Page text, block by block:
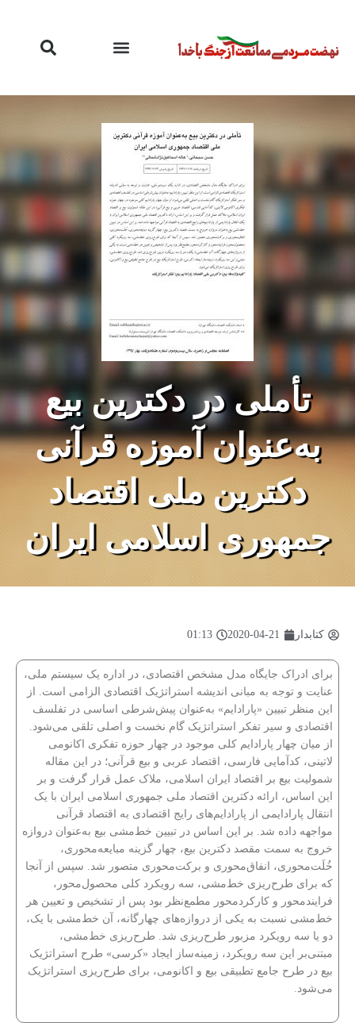
تأملی در دکترین بیع
به‌عنوان آموزه قرآنی
دکترین ملی اقتصاد
جمهوری اسلامی ایران
کتابدار 2020-04-21
01:13
برای ادراک جایگاه مدل مشخص اقتصادی، در اداره یک سیستم ملی،
عنایت و توجه به مبانی اندیشه استراتژیک اقتصادی الزامی است. از
این منظر تبیین «پارادایم» به‌عنوان پیش‌شرطی اساسی در تفلسف
اقتصادی و سیر تفکر استراتژیک گام نخست و اصلی تلقی می‌شود.
از میان چهار پارادایم کلی موجود در چهار حوزه تفکری اکانومی
لاتینی، کدآمایی فارسی، اقتصاد عربی و بیع قرآنی؛ در این مقاله
شمولیت بیع بر اقتصاد ایران اسلامی، ملاک عمل قرار گرفت و بر
این اساس، ارائه دکترین اقتصاد ملی جمهوری اسلامی ایران با یک
انتقال پارادایمی از پارادایم‌های رایج اقتصادی به اقتصاد قرآنی
مواجهه داده شد. بر این اساس در تبیین خط‌مشی بیع به‌عنوان دروازه
خروج به سمت مقصد دکترین بیع، چهار گزینه مبایعه‌محوری،
خُلَت‌محوری، انفاق‌محوری و برکت‌محوری متصور شد. سپس از آنجا
که برای طرح‌ریزی خط‌مشی، سه رویکرد کلی محصول‌محور،
فرایندمحور و کارکردمحور مطمع‌نظر بود پس از تشخیص و تعیین هر
خط‌مشی نسبت به یکی از دروازه‌های چهارگانه، آن خط‌مشی با یک،
دو یا سه رویکرد مزبور طرح‌ریزی شد. طرح‌ریزی خط‌مشی،
مبتنی‌بر این سه رویکرد، زمینه‌ساز ایجاد «کرسی» طرح استراتژیک
بیع در طرح جامع تطبیقی بیع و اکانومی، برای طرح‌ریزی استراتژیک
می‌شود.